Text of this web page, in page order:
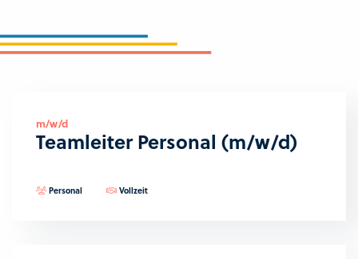
m/w/d
Teamleiter Personal (m/w/d)
Personal Vollzeit